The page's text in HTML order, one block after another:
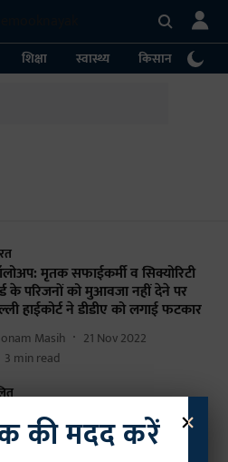
शिक्षा स्वास्थ्य किसान
मृतक सफाईकर्मी व सिक्योरिटी
के परिजनों को मुआवजा नहीं देने पर
हाईकोर्ट ने डीडीए को लगाई फटकार
Masih
21 Nov 2022
3 min read
ग्राउंड रिपोर्ट: आर्थिक परेशानियों से जूझ रहा
का परिवार, मुंडका में सीवर सफाई के
जहरीली गैस से हुई थी मौत ×
की मदद करें